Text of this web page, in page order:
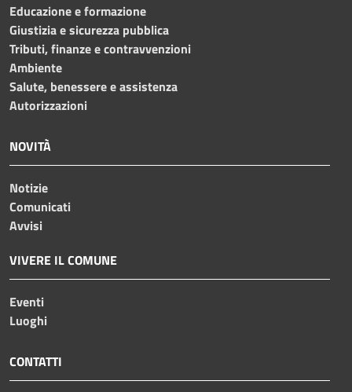
Educazione e formazione
Giustizia e sicurezza pubblica
Tributi, finanze e contravvenzioni
Ambiente
Salute, benessere e assistenza
Autorizzazioni
NOVITÀ
Notizie
Comunicati
Avvisi
VIVERE IL COMUNE
Eventi
Luoghi
CONTATTI